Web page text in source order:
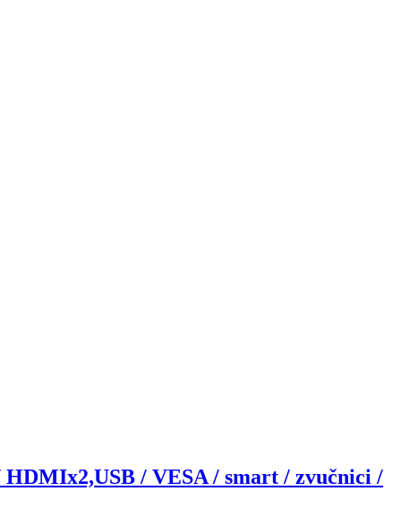
/ VESA / smart / zvučnici /